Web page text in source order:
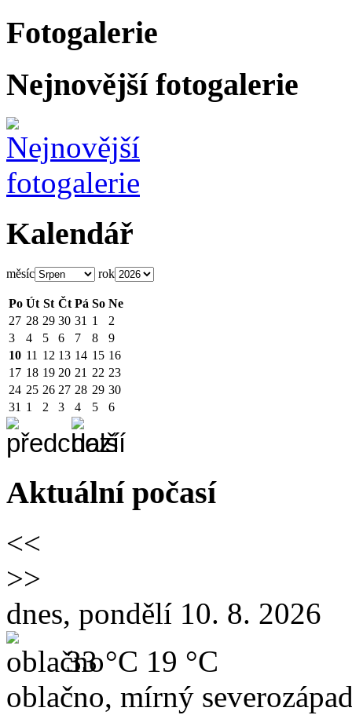
Fotogalerie
Nejnovější fotogalerie
Kalendář
měsíc rok
Po Út St Čt Pá So Ne
27 28 29 30 31 1
2
3
4 5 6 7 8
9
10 11 12 13 14 15 16
17 18 19 20 21 22 23
24 25 26 27 28 29 30
31 1 2 3 4 5 6
Aktuální počasí
<<
>>
dnes, pondělí 10. 8. 2026
33 °C 19 °C
oblačno, mírný